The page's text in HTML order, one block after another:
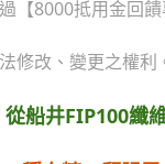
修改、變更之權利。